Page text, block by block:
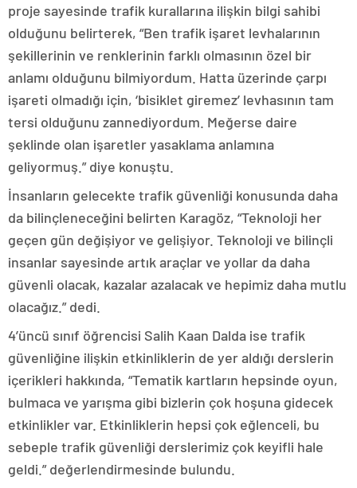
proje sayesinde trafik kurallarına ilişkin bilgi sahibi
olduğunu belirterek, “Ben trafik işaret levhalarının
şekillerinin ve renklerinin farklı olmasının özel bir
anlamı olduğunu bilmiyordum. Hatta üzerinde çarpı
işareti olmadığı için, ‘bisiklet giremez’ levhasının tam
tersi olduğunu zannediyordum. Meğerse daire
şeklinde olan işaretler yasaklama anlamına
geliyormuş.” diye konuştu.
İnsanların gelecekte trafik güvenliği konusunda daha
da bilinçleneceğini belirten Karagöz, “Teknoloji her
geçen gün değişiyor ve gelişiyor. Teknoloji ve bilinçli
insanlar sayesinde artık araçlar ve yollar da daha
güvenli olacak, kazalar azalacak ve hepimiz daha mutlu
olacağız.” dedi.
4’üncü sınıf öğrencisi Salih Kaan Dalda ise trafik
güvenliğine ilişkin etkinliklerin de yer aldığı derslerin
içerikleri hakkında, “Tematik kartların hepsinde oyun,
bulmaca ve yarışma gibi bizlerin çok hoşuna gidecek
etkinlikler var. Etkinliklerin hepsi çok eğlenceli, bu
sebeple trafik güvenliği derslerimiz çok keyifli hale
geldi.” değerlendirmesinde bulundu.